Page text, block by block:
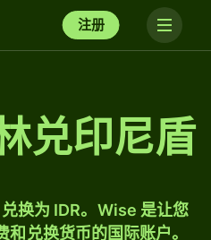
注册
兑印尼盾
换为 IDR。Wise 是让您
兑换货币的国际账户。